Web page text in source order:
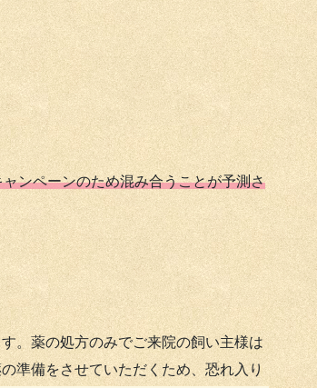
ンペーンのため混み合うことが予測さ
。薬の処方のみでご来院の飼い主様は
準備をさせていただくため、恐れ入り